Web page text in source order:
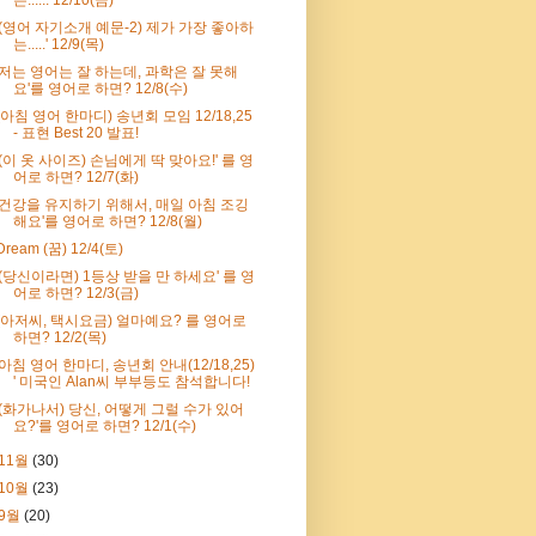
영어 자기소개 예문-2) 제가 가장 좋아하
는.....' 12/9(목)
는 영어는 잘 하는데, 과학은 잘 못해
요'를 영어로 하면? 12/8(수)
침 영어 한마디) 송년회 모임 12/18,25
- 표현 Best 20 발표!
이 옷 사이즈) 손님에게 딱 맞아요!' 를 영
어로 하면? 12/7(화)
강을 유지하기 위해서, 매일 아침 조깅
해요'를 영어로 하면? 12/8(월)
(꿈) 12/4(토)
당신이라면) 1등상 받을 만 하세요' 를 영
어로 하면? 12/3(금)
저씨, 택시요금) 얼마예요? 를 영어로
하면? 12/2(목)
침 영어 한마디, 송년회 안내(12/18,25)
' 미국인 Alan씨 부부등도 참석합니다!
화가나서) 당신, 어떻게 그럴 수가 있어
요?'를 영어로 하면? 12/1(수)
11월(30)
10월(23)
월(20)